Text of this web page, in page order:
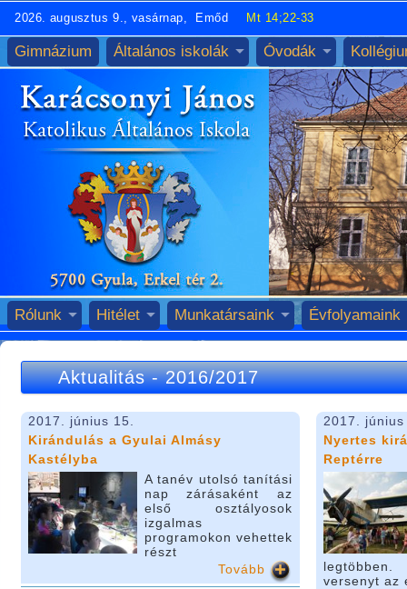
2026. augusztus 9., vasárnap, Emőd Mt 14;22-33
Gimnázium Általános iskolák Óvodák
Rólunk Hitélet Munkatársaink Évfolyamaink
Aktualitás-2016/2017
2017. június 15.
Kirándulás a Gyulai Almásy
Kastélyba
A tanév utolsó tanítási
nap zárásaként az
első osztályosok
izgalmas
programokon vehettek
részt
Tovább
2017.
Nyertes
Reptérre
versenyt az